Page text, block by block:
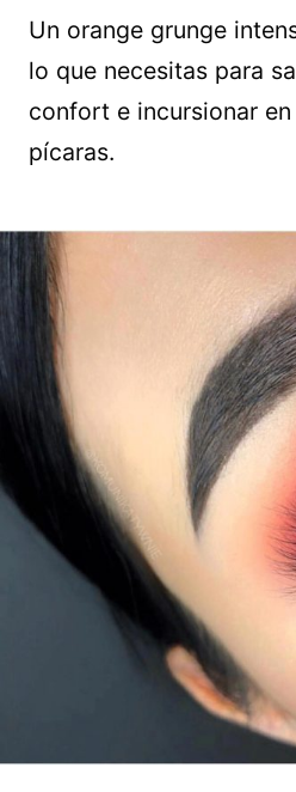
Un orange grunge
lo que necesitas para
confort e incursionar
pícaras.